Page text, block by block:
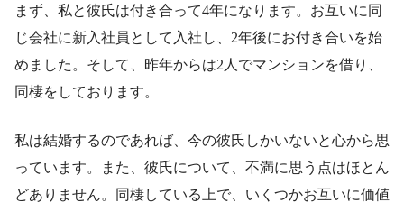
まず、私と彼氏は付き合って4年になります。お互いに同
じ会社に新入社員として入社し、2年後にお付き合いを始
めました。そして、昨年からは2人でマンションを借り、
同棲をしております。
私は結婚するのであれば、今の彼氏しかいないと心から思
っています。また、彼氏について、不満に思う点はほとん
どありません。同棲している上で、いくつかお互いに価値